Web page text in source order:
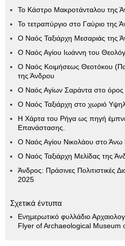
Το Κάστρο Μακροτάνταλου της
Το τετραπύργιο στο Γαύριο της
Ο Ναός Ταξιάρχη Μεσαριάς της
Ο Ναός Αγίου Ιωάννη του
Ο Ναός Κοιμήσεως Θεοτόκου
της Άνδρου
Ο Ναός Αγίων Σαράντα στο
Ο Ναός Ταξιάρχη στο χωριό
Η Χάρτα του Ρήγα ως πηγή
Επανάστασης.
Ο Ναός Αγίου Νικολάου στο Άνω
Ο Ναός Ταξιάρχη Μελίδας της
Άνδρος: Πράσινες Πολιτιστικές
2025
Σχετικά έντυπα
Ενημερωτικό φυλλάδιο
Flyer of Archaeological Museum